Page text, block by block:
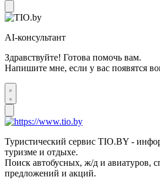
AI-консультант
Здравствуйте! Готова помочь вам.
Напишите мне, если у вас появятся
Туристический сервис TIO.BY -
туризме и отдыхе.
Поиск автобусных, ж/д и авиатуров,
предложений и акций.